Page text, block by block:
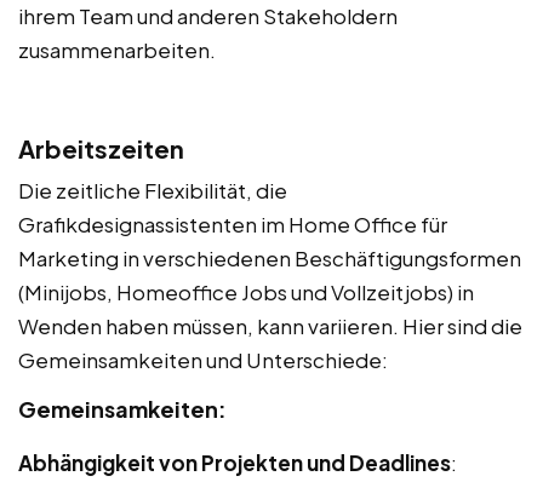
ihrem Team und anderen Stakeholdern
zusammenarbeiten.
Arbeitszeiten
Die zeitliche Flexibilität, die
Grafikdesignassistenten im Home Office für
Marketing in verschiedenen Beschäftigungsformen
(Minijobs, Homeoffice Jobs und Vollzeitjobs) in
Wenden haben müssen, kann variieren. Hier sind die
Gemeinsamkeiten und Unterschiede:
Gemeinsamkeiten:
Abhängigkeit von Projekten und Deadlines: